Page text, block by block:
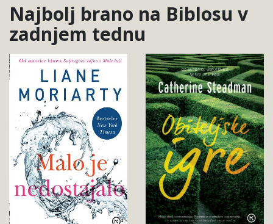
Najbolj brano na Biblosu v
zadnjem tednu